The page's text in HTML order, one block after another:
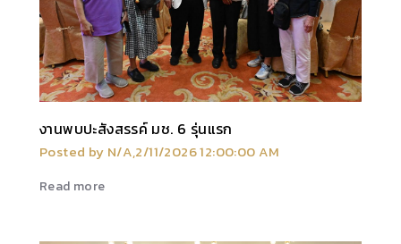
งานพบปะสังสรรค์ มช. 6 รุ่นแรก
Posted by N/A,2/11/2026 12:00:00 AM
Read more